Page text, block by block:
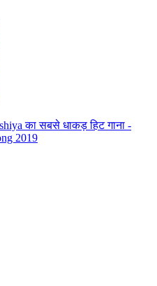
का सबसे धाकड़ हिट गाना -
2019